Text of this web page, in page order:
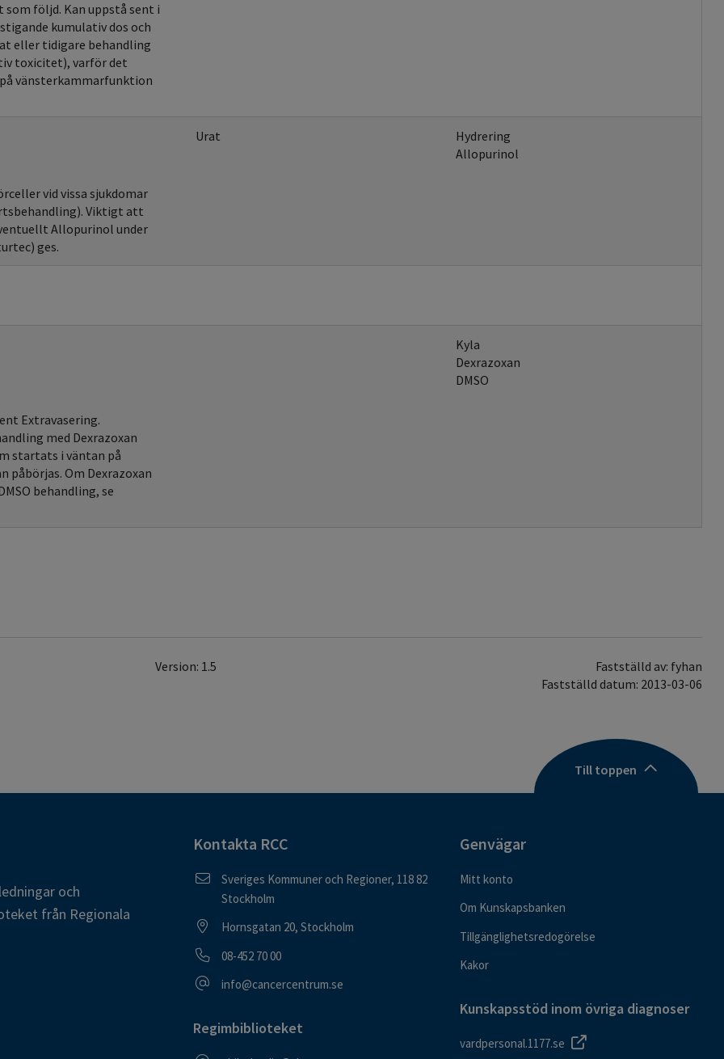
följd. Kan uppstå sent i
kumulativ dos och
eller tidigare behandling
toxicitet), varför det
vänsterkammarfunktion
Urat
Hydrering
Allopurinol
vid vissa sjukdomar
Viktigt att
Allopurinol under
ges.
Kyla
Dexrazoxan
DMSO
Extravasering.
med Dexrazoxan
startats i väntan på
påbörjas. Om Dexrazoxan
behandling, se
Version: 1.5
Fastställd av: fyhan
Fastställd datum: 2013-03-06
Till toppen
och
från Regionala
Kontakta RCC
Postadress
Sveriges Kommuner och Regioner, 118 82
Stockholm
Besöksadress
Hornsgatan 20, Stockholm
Telefonnummer
08-452 70 00
E-postadress
info@cancercentrum.se
Regimbiblioteket
Genvägar
Mitt konto
Om Kunskapsbanken
Tillgänglighetsredogörelse
Kakor
Kunskapsstöd inom övriga diagnoser
vardpersonal.1177.se